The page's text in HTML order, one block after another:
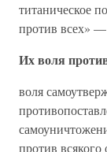
титаническое
против всех» —
Их воля
воля
против всякого